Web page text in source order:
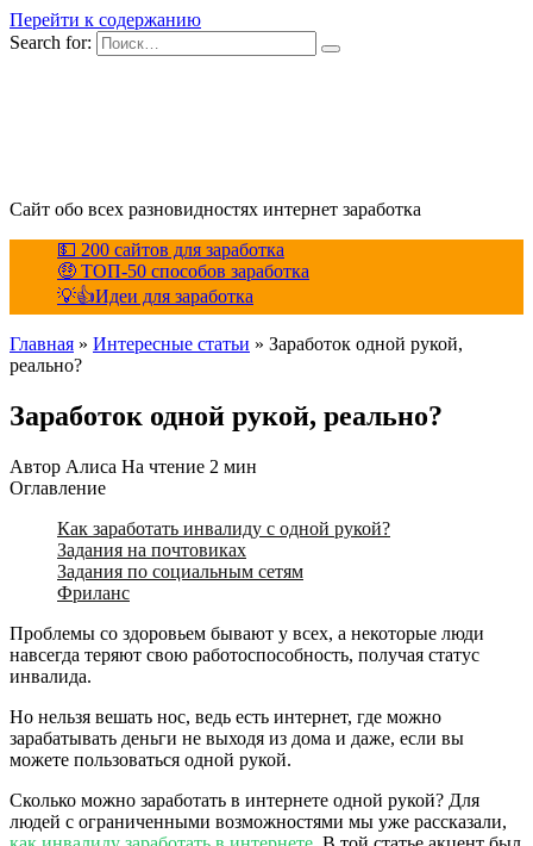
Перейти к содержанию
Search for:
Сайт обо всех разновидностях интернет заработка
💵 200 сайтов для заработка
🤑 ТОП-50 способов заработка
💡👍Идеи для заработка
Главная » Интересные статьи » Заработок одной рукой,
реально?
Заработок одной рукой, реально?
Автор Алиса На чтение 2 мин
Оглавление
Как заработать инвалиду с одной рукой?
Задания на почтовиках
Задания по социальным сетям
Фриланс
Проблемы со здоровьем бывают у всех, а некоторые люди
навсегда теряют свою работоспособность, получая статус
инвалида.
Но нельзя вешать нос, ведь есть интернет, где можно
зарабатывать деньги не выходя из дома и даже, если вы
можете пользоваться одной рукой.
Сколько можно заработать в интернете одной рукой? Для
людей с ограниченными возможностями мы уже рассказали,